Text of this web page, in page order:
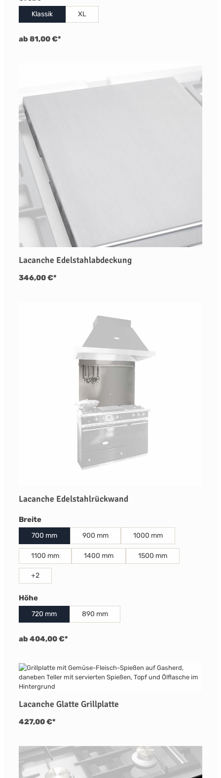
Klassik XL
ab 81,00 €*
Lacanche Edelstahlabdeckung
346,00 €*
Lacanche Edelstahlrückwand
Breiteauswählen
700 mm 900 mm 1000 mm
1100 mm 1400 mm 1500 mm
+2
Höheauswählen
720 mm 890 mm
ab 404,00 €*
Lacanche Glatte Grillplatte
427,00 €*